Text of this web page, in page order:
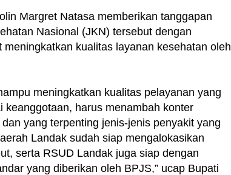
Margret Natasa memberikan tanggapan
Nasional (JKN) tersebut dengan
kualitas layanan kesehatan oleh
meningkatkan kualitas pelayanan yang
harus menambah konter
yang terpenting jenis-jenis penyakit yang
Landak sudah siap mengalokasikan
serta RSUD Landak juga siap dengan
yang diberikan oleh BPJS,” ucap Bupati